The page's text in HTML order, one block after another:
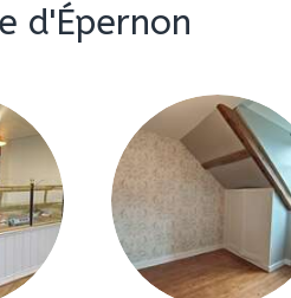
d'Épernon